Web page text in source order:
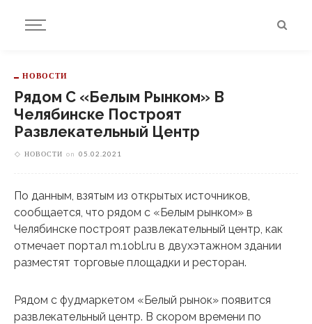
НОВОСТИ
Рядом С «Белым Рынком» В
Челябинске Построят
Развлекательный Центр
НОВОСТИ on 05.02.2021
По данным, взятым из открытых источников,
сообщается, что рядом с «Белым рынком» в
Челябинске построят развлекательный центр, как
отмечает портал m.1obl.ru в двухэтажном здании
разместят торговые площадки и ресторан.
Рядом с фудмаркетом «Белый рынок» появится
развлекательный центр. В скором времени по